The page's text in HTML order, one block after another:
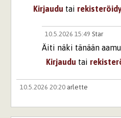
Kirjaudu tai
10.5.2026 15:49Star
Äiti näki tänään
Kirjaudu tai
10.5.2026 20:20 arlette
Vahvat verbit ja s-